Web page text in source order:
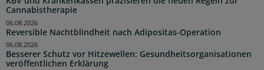
Cannabistherapie
Reversible Nachtblindheit nach Adipositas-Operation
06.08.2026
Besserer Schutz vor Hitzewellen: Gesundheitsorganisationen
veröffentlichen Erklärung
06.08.2026